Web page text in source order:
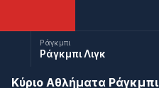
Ράγκμπι
Ράγκμπι Λιγκ
Κύριο Αθλήματα Ράγκμπι